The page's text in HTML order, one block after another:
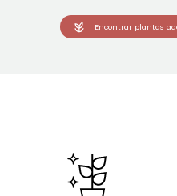
Encontrar plantas